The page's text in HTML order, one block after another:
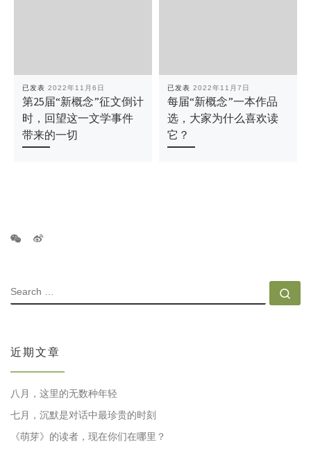
已发表 2022年11月6日
第25届“新概念”征文倒计
时，回望这一文学事件
带来的一切
已发表 2022年11月7日
每届“新概念”一本作品
选，大家为什么喜欢读
它？
SEARCH
近期文章
八月，这里的无数种年轻
七月，沉默是对话中最珍贵的时刻
《萌芽》的读者，现在你们在哪里？